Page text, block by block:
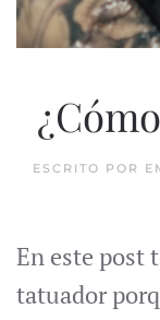
ESCRITO POR
En este post
tatuador